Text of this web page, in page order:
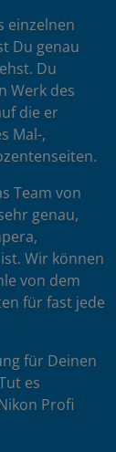
einzelnen
Du genau
Du
Werk des
die er
Mal-,
Team von
genau,
Wir können
von dem
für fast jede
für Deinen
es
Profi